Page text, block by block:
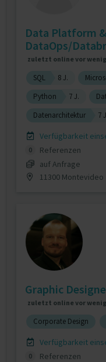
Data Platform
DataOps/
zuletzt online vor
SQL 8 J.
Python
7 J.
Datenarchitektur
7
Verfügbarkeit
0
Referenzen
auf Anfrage
11300 Montevideo
Graphic
zuletzt online vor
Corporate Design
Verfügbarkeit
0
Referenzen